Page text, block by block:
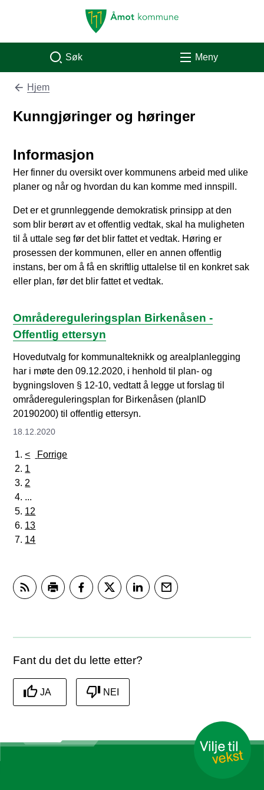
Åmot kommune
Søk Meny
Du er her:
Hjem
Kunngjøringer og høringer
Informasjon
Her finner du oversikt over kommunens arbeid med ulike
planer og når og hvordan du kan komme med innspill.
Det er et grunnleggende demokratisk prinsipp at den
som blir berørt av et offentlig vedtak, skal ha muligheten
til å uttale seg før det blir fattet et vedtak. Høring er
prosessen der kommunen, eller en annen offentlig
instans, ber om å få en skriftlig uttalelse til en konkret sak
eller plan, før det blir fattet et vedtak.
Områdereguleringsplan Birkenåsen -
Offentlig ettersyn
​Hovedutvalg for kommunalteknikk og arealplanlegging
har i møte den 09.12.2020, i henhold til plan- og
bygningsloven § 12-10, vedtatt å legge ut forslag til
områdereguleringsplan for Birkenåsen (planID
20190200) til offentlig ettersyn.
18.12.2020
Forrige
1
2
...
12
13
14
Fant du det du lette etter?
JA NEI